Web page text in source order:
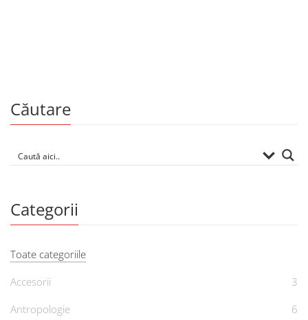
Căutare
Categorii
Toate categoriile
Accesorii
3
Antropologie
6